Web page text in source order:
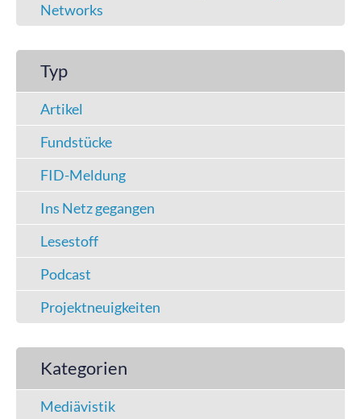
Networks
Typ
Artikel
Fundstücke
FID-Meldung
Ins Netz gegangen
Lesestoff
Podcast
Projektneuigkeiten
Kategorien
Mediävistik